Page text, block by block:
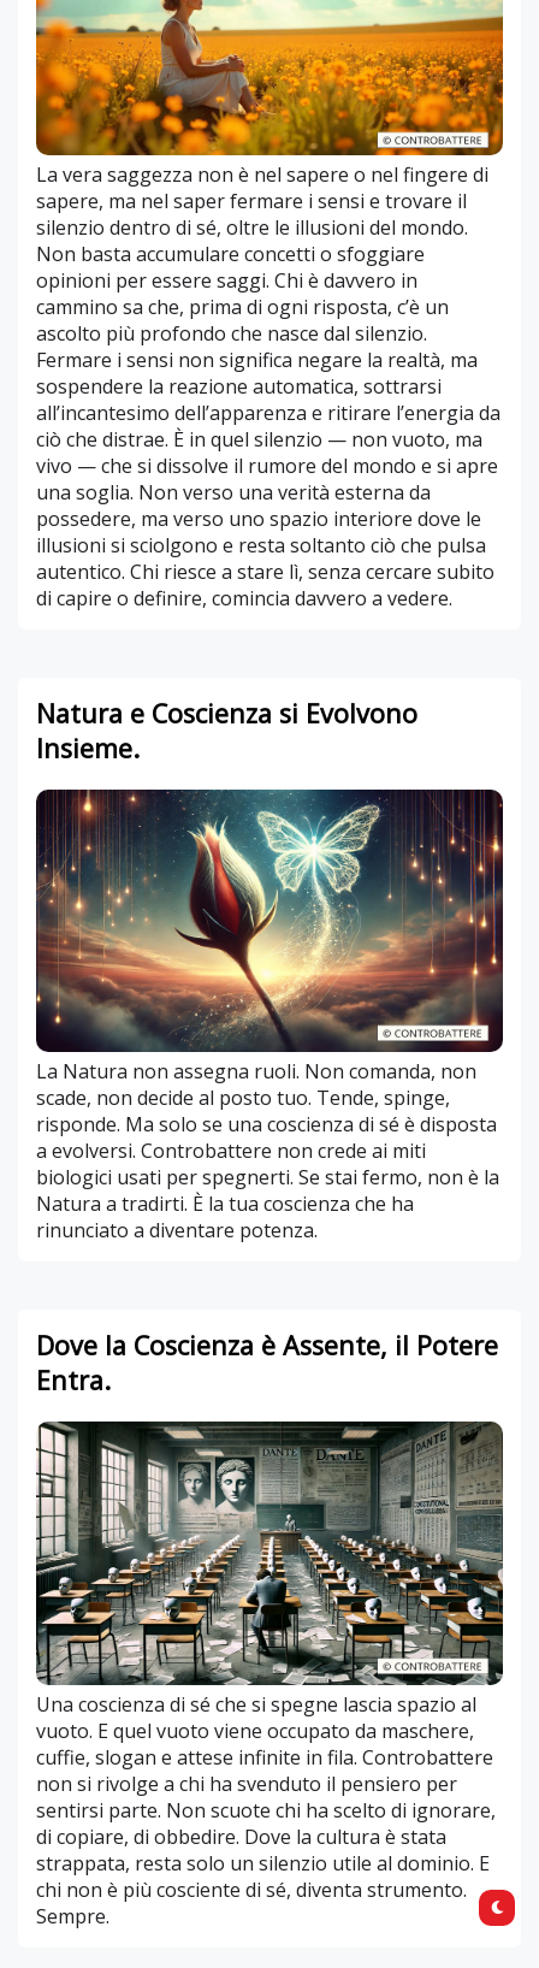
La vera saggezza non è nel sapere o nel fingere di
sapere, ma nel saper fermare i sensi e trovare il
silenzio dentro di sé, oltre le illusioni del mondo.
Non basta accumulare concetti o sfoggiare
opinioni per essere saggi. Chi è davvero in
cammino sa che, prima di ogni risposta, c’è un
ascolto più profondo che nasce dal silenzio.
Fermare i sensi non significa negare la realtà, ma
sospendere la reazione automatica, sottrarsi
all’incantesimo dell’apparenza e ritirare l’energia da
ciò che distrae. È in quel silenzio — non vuoto, ma
vivo — che si dissolve il rumore del mondo e si apre
una soglia. Non verso una verità esterna da
possedere, ma verso uno spazio interiore dove le
illusioni si sciolgono e resta soltanto ciò che pulsa
autentico. Chi riesce a stare lì, senza cercare subito
di capire o definire, comincia davvero a vedere.
Natura e Coscienza si Evolvono
Insieme.
La Natura non assegna ruoli. Non comanda, non
scade, non decide al posto tuo. Tende, spinge,
risponde. Ma solo se una coscienza di sé è disposta
a evolversi. Controbattere non crede ai miti
biologici usati per spegnerti. Se stai fermo, non è la
Natura a tradirti. È la tua coscienza che ha
rinunciato a diventare potenza.
Dove la Coscienza è Assente, il Potere
Entra.
Una coscienza di sé che si spegne lascia spazio al
vuoto. E quel vuoto viene occupato da maschere,
cuffie, slogan e attese infinite in fila. Controbattere
non si rivolge a chi ha svenduto il pensiero per
sentirsi parte. Non scuote chi ha scelto di ignorare,
di copiare, di obbedire. Dove la cultura è stata
strappata, resta solo un silenzio utile al dominio. E
chi non è più cosciente di sé, diventa strumento.
Sempre.